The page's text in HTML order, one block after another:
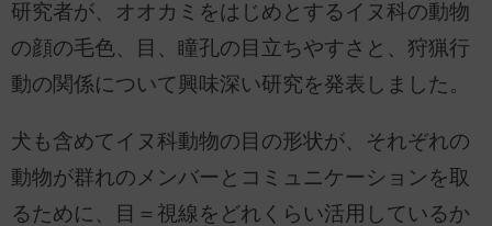
研究者が、オオカミをはじめとするイヌ科の動物
の顔の毛色、目、瞳孔の目立ちやすさと、狩猟行
動の関係について興味深い研究を発表しました。
犬も含めてイヌ科動物の目の形状が、それぞれの
動物が群れのメンバーとコミュニケーションを取
るために、目＝視線をどれくらい活用しているか